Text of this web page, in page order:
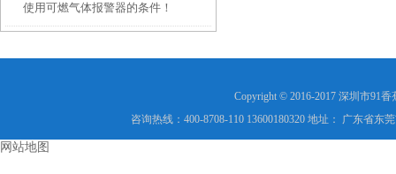
些事项
使用可燃气体报警器的条件！
Copyright © 2016-2017 深圳市91
咨询热线：400-8708-110 13600180320 地址： 广东省
网站地图